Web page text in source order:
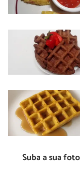
Suba a sua